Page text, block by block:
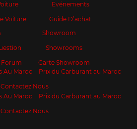
Voiture
Evénements
Guide D’achat
Forum
Showroom
Showrooms
Carte Showroom
Au Maroc
Prix du Carburant au Maroc
Contactez Nous
Au Maroc
Prix du Carburant au Maroc
Contactez Nous